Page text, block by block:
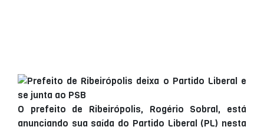
O prefeito de Ribeirópolis, Rogério Sobral, está
anunciando sua saída do Partido Liberal (PL) nesta